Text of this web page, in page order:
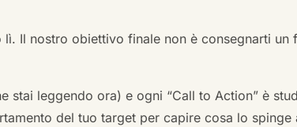
Il nostro obiettivo finale non è consegnarti un
leggendo ora) e ogni “Call to Action” è
del tuo target per capire cosa lo spinge